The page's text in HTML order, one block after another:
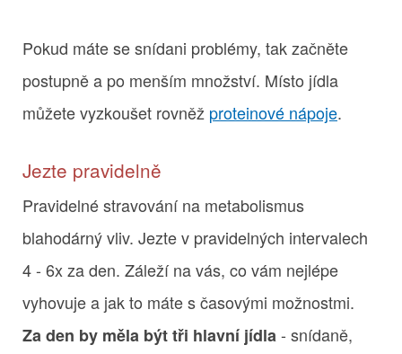
Pokud máte se snídani problémy, tak začněte
postupně a po menším množství. Místo jídla
můžete vyzkoušet rovněž proteinové nápoje.
Jezte pravidelně
Pravidelné stravování na metabolismus
blahodárný vliv. Jezte v pravidelných intervalech
4 - 6x za den. Záleží na vás, co vám nejlépe
vyhovuje a jak to máte s časovými možnostmi.
Za den by měla být tři hlavní jídla- snídaně,